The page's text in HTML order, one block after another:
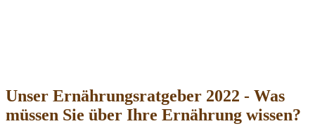
Unser Ernährungsratgeber 2022 - Was
müssen Sie über Ihre Ernährung wissen?